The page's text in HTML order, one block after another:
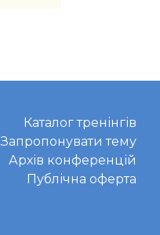
Каталог тренінгів
Запропонувати тему
Архів конференцій
Публічна оферта